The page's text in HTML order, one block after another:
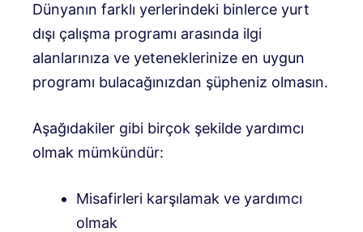
Dünyanın farklı yerlerindeki binlerce yurt
dışı çalışma programı arasında ilgi
alanlarınıza ve yeteneklerinize en uygun
programı bulacağınızdan şüpheniz olmasın.
Aşağıdakiler gibi birçok şekilde yardımcı
olmak mümkündür:
Misafirleri karşılamak ve yardımcı
olmak